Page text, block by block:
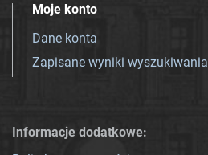
Moje konto
Dane konta
Zapisane wyniki wyszukiwania
Informacje dodatkowe: